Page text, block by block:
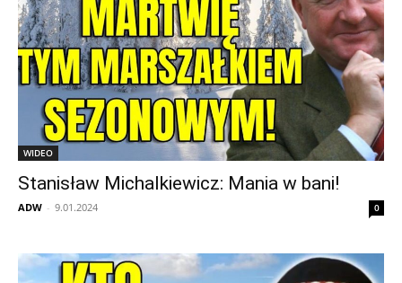
WIDEO
Stanisław Michalkiewicz: Mania w bani!
ADW - 9.01.2024 0